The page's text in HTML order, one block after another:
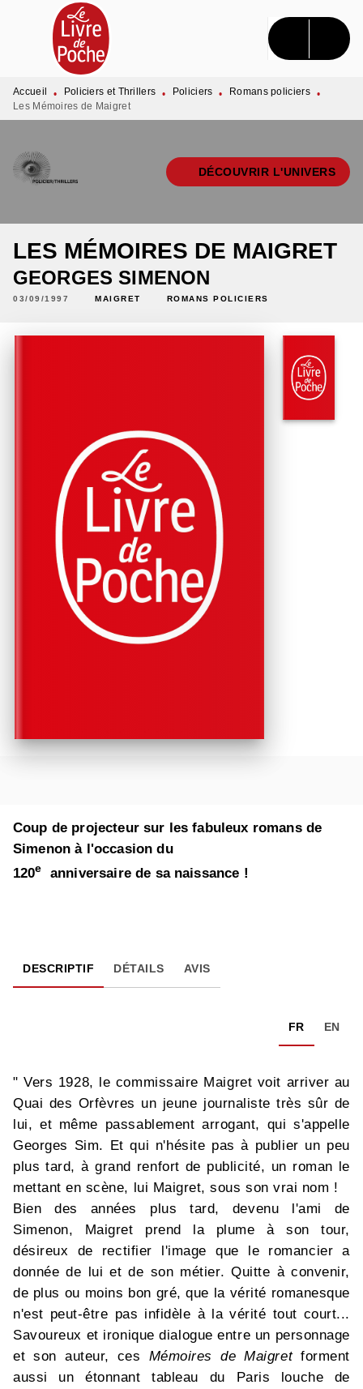
MENU RECHERCHE CONTENU
PIED DE PAGE
Accueil • Policiers et Thrillers • Policiers • Romans policiers •
Les Mémoires de Maigret
DÉCOUVRIR L'UNIVERS
LES MÉMOIRES DE MAIGRET
GEORGES SIMENON
03/09/1997 MAIGRET ROMANS POLICIERS
Coup de projecteur sur les fabuleux romans de
Simenon à l'occasion du
120e anniversaire de sa naissance !
DESCRIPTIF DÉTAILS AVIS
FR EN
" Vers 1928, le commissaire Maigret voit arriver au
Quai des Orfèvres un jeune journaliste très sûr de
lui, et même passablement arrogant, qui s'appelle
Georges Sim. Et qui n'hésite pas à publier un peu
plus tard, à grand renfort de publicité, un roman le
mettant en scène, lui Maigret, sous son vrai nom !
Bien des années plus tard, devenu l'ami de
Simenon, Maigret prend la plume à son tour,
désireux de rectifier l'image que le romancier a
donnée de lui et de son métier. Quitte à convenir,
de plus ou moins bon gré, que la vérité romanesque
n'est peut-être pas infidèle à la vérité tout court...
Savoureux et ironique dialogue entre un personnage
et son auteur, ces Mémoires de Maigretforment
aussi un étonnant tableau du Paris louche de